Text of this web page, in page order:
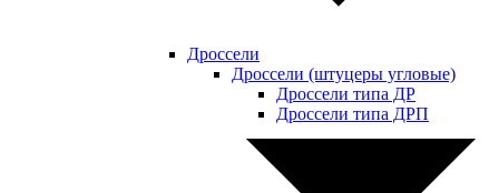
Дроссели
Дроссели (штуцеры угловые)
Дроссели типа ДР
Дроссели типа ДРП